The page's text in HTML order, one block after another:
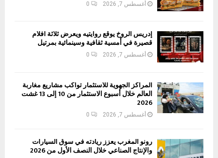
أغسطس 7, 2026 0
إدريس الروخ يوقع روايتيه ويعرض ثلاثة أفلام
قصيرة في أمسية ثقافية وسينمائية بمرتيل
أغسطس 7, 2026 0
المراكز الجهوية للاستثمار تواكب مشاريع مغاربة
العالم خلال أسبوع الاستثمار من 10 إلى 13 غشت
2026
أغسطس 7, 2026 0
رونو المغرب يعزز ريادته في سوق السيارات
والإنتاج الصناعي خلال النصف الأول من 2026